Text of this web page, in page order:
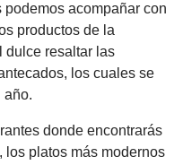
acompañar con
productos de la
dulce resaltar las
los cuales se
año.
donde encontrarás
los platos más modernos